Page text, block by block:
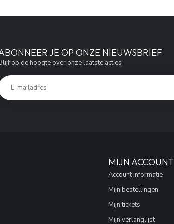
JE OP ONZE NIEUWSBRIEF
op de hoogte over onze laatste acties
MIJN ACCOUNT
Account informatie
Mijn bestellingen
Mijn tickets
Mijn verlanglijst